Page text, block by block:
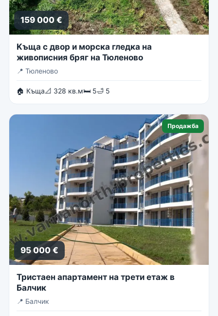
159 000 €
Kъща с двор и морска гледка на
живописния бряг на Тюленово
📍 Тюленово
🏠 Къща📐 328 кв.м🛏 5🛁 5
Продажба
95 000 €
Тристаен апартамент на трети етаж в
Балчик
📍 Балчик